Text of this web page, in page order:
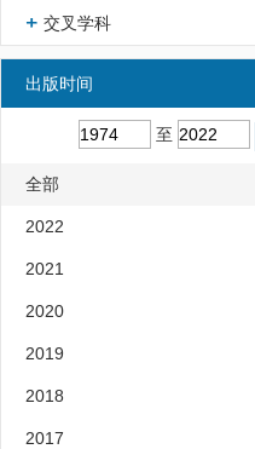
交叉学科
出版时间
至
全部
2022
2021
2020
2019
2018
2017